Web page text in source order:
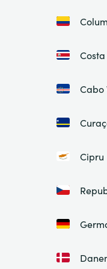
Cabo
Cipru